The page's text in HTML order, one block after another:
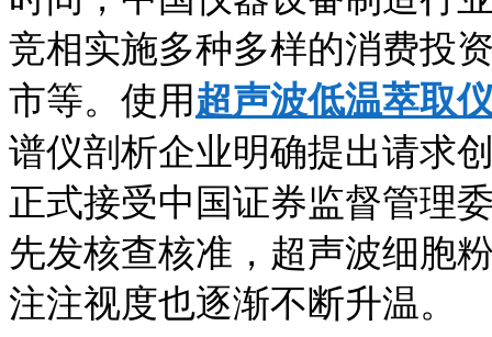
竞相实施多种多样的消费投
市等。使用 超声波低温萃取
谱仪剖析企业明确提出请求
正式接受中国证券监督管理
先发核查核准，超声波细胞
注注视度也逐渐不断升温。